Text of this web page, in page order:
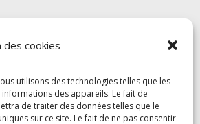
des cookies
utilisons des technologies telles que les
des appareils. Le fait de
de traiter des données telles que le
sur ce site. Le fait de ne pas consentir